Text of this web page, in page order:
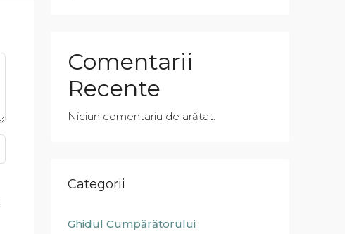
Comentarii
Recente
Niciun comentariu de arătat.
Categorii
Ghidul Cumpărătorului